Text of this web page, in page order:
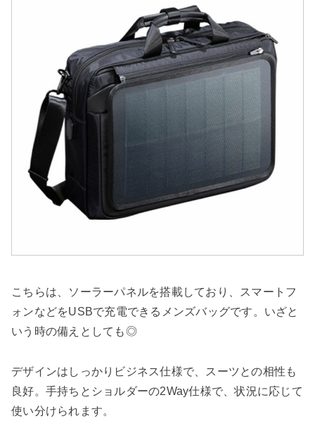
こちらは、ソーラーパネルを搭載しており、スマートフ
ォンなどをUSBで充電できるメンズバッグです。いざと
いう時の備えとしても◎
デザインはしっかりビジネス仕様で、スーツとの相性も
良好。手持ちとショルダーの2Way仕様で、状況に応じて
使い分けられます。